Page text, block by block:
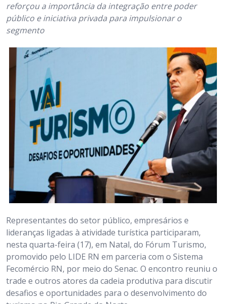
reforçou a importância da integração entre poder
público e iniciativa privada para impulsionar o
segmento
Representantes do setor público, empresários e
lideranças ligadas à atividade turística participaram,
nesta quarta-feira (17), em Natal, do Fórum Turismo,
promovido pelo LIDE RN em parceria com o Sistema
Fecomércio RN, por meio do Senac. O encontro reuniu o
trade e outros atores da cadeia produtiva para discutir
desafios e oportunidades para o desenvolvimento do